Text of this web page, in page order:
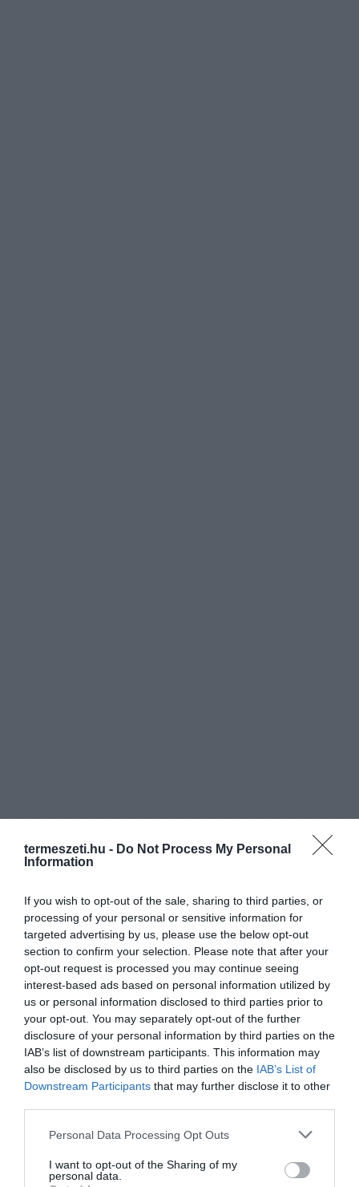
termeszeti.hu - Do Not Process My Personal
Information
If you wish to opt-out of the sale, sharing to third parties, or
processing of your personal or sensitive information for
targeted advertising by us, please use the below opt-out
section to confirm your selection. Please note that after your
opt-out request is processed you may continue seeing
interest-based ads based on personal information utilized by
us or personal information disclosed to third parties prior to
your opt-out. You may separately opt-out of the further
disclosure of your personal information by third parties on the
IAB’s list of downstream participants. This information may
also be disclosed by us to third parties on the IAB’s List of
Downstream Participants that may further disclose it to other
Please note that this website/app uses one or more Google
not limited to your visit or usage behaviour. You may click to
grant or deny consent to Google and its third-party tags to
Personal Data Processing Opt Outs
I want to opt-out of the Sharing of my
personal data.